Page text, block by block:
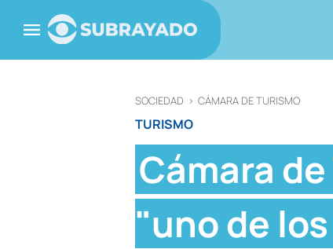
SOCIEDAD > CÁMARA DE TURISMO
TURISMO
Cámara
"uno de